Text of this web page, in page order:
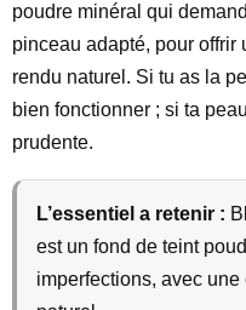
poudre minéral qui
pinceau adapté, pour offrir
rendu naturel. Si tu as la
bien fonctionner ; si ta
prudente.
L’essentiel a retenir :
est un fond de teint
imperfections, avec